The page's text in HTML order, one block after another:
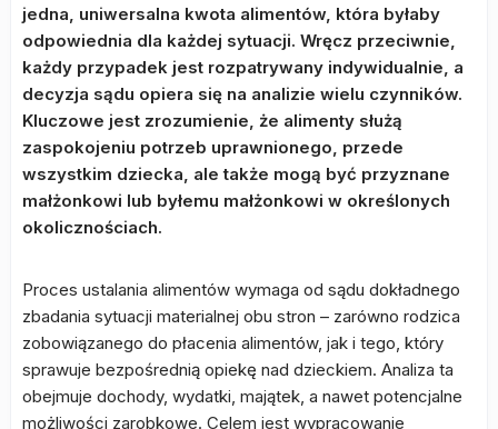
jedna, uniwersalna kwota alimentów, która byłaby
odpowiednia dla każdej sytuacji. Wręcz przeciwnie,
każdy przypadek jest rozpatrywany indywidualnie, a
decyzja sądu opiera się na analizie wielu czynników.
Kluczowe jest zrozumienie, że alimenty służą
zaspokojeniu potrzeb uprawnionego, przede
wszystkim dziecka, ale także mogą być przyznane
małżonkowi lub byłemu małżonkowi w określonych
okolicznościach.
Proces ustalania alimentów wymaga od sądu dokładnego
zbadania sytuacji materialnej obu stron – zarówno rodzica
zobowiązanego do płacenia alimentów, jak i tego, który
sprawuje bezpośrednią opiekę nad dzieckiem. Analiza ta
obejmuje dochody, wydatki, majątek, a nawet potencjalne
możliwości zarobkowe. Celem jest wypracowanie